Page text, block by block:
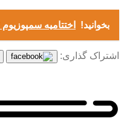
بخوانید! اختتامیه سمپوزیوم ۴۰۴ برگزار شدحاتمی مدیر برجسته صنعت فولاد کشور در سال ۱۴۰۴ در بخش دولتی و عمومی شد
اشتراک گذاری: